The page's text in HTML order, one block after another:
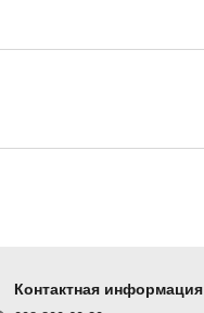
Контактная информация